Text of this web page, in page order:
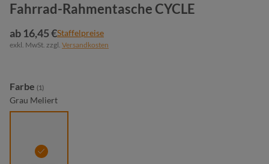
Fahrrad-Rahmentasche CYCLE
ab 16,45 €Staffelpreise
exkl. MwSt. zzgl. Versandkosten
Farbe auswählen
(1)
Grau Meliert
grau meliert